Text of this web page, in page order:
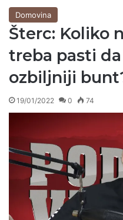
Domovina
Šterc: Koliko
treba pasti
ozbiljniji
19/01/2022 0 74